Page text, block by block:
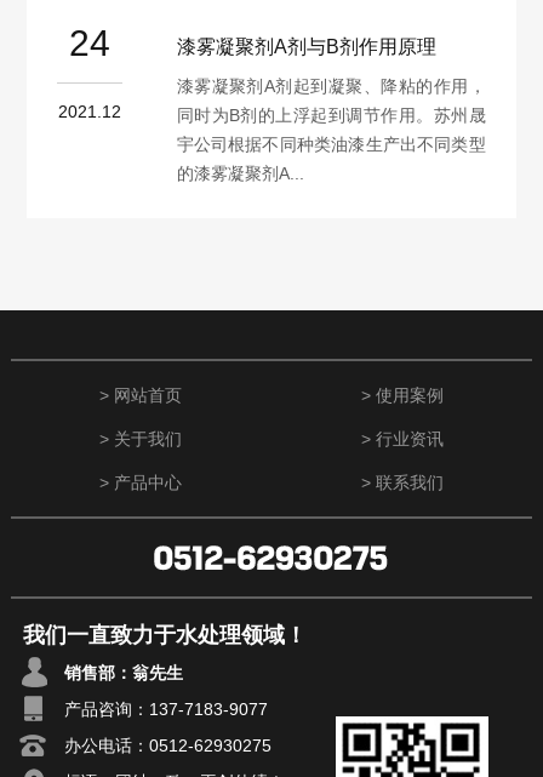
24
2021.12
漆雾凝聚剂A剂与B剂作用原理
漆雾凝聚剂A剂起到凝聚、降粘的作用，
同时为B剂的上浮起到调节作用。苏州晟
宇公司根据不同种类油漆生产出不同类型
的漆雾凝聚剂A...
> 网站首页 > 使用案例
> 关于我们 > 行业资讯
> 产品中心 > 联系我们
我们一直致力于水处理领域！
销售部：翁先生
产品咨询： 137-7183-9077
办公电话：0512-62930275